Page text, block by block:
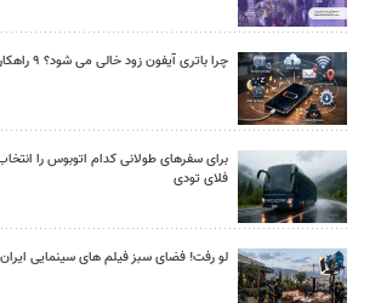
چرا باتری آیفون زود خالی می شود؟ ۹ راهکار واقعی
برای سفرهای طولانی کدام اتوبوس را
فلای تودی
لو رفت! فضای سبز فیلم های سینمایی